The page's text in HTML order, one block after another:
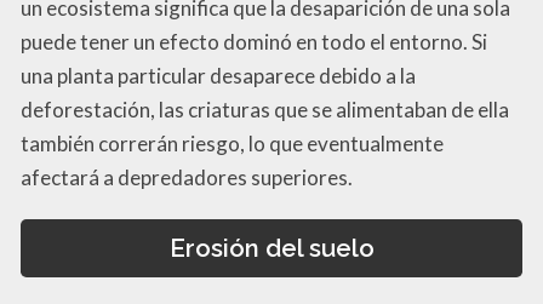
un ecosistema significa que la desaparición de una sola
puede tener un efecto dominó en todo el entorno. Si
una planta particular desaparece debido a la
deforestación, las criaturas que se alimentaban de ella
también correrán riesgo, lo que eventualmente
afectará a depredadores superiores.
Erosión del suelo